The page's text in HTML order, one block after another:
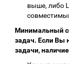
выше, либо
Минимальный
задач. Если Вы
задачи,